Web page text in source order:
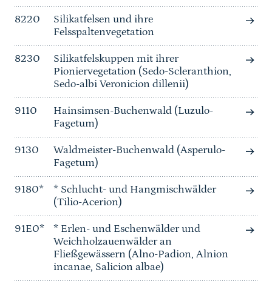
8220
Silikatfelsen und ihre
Felsspaltenvegetation
8230
Silikatfelskuppen mit ihrer
Pioniervegetation (Sedo-Scleranthion,
Sedo-albi Veronicion dillenii)
9110
Hainsimsen-Buchenwald (Luzulo-
Fagetum)
9130
Waldmeister-Buchenwald (Asperulo-
Fagetum)
9180*
* Schlucht- und Hangmischwälder
(Tilio-Acerion)
91E0*
* Erlen- und Eschenwälder und
Weichholzauenwälder an
Fließgewässern (Alno-Padion, Alnion
incanae, Salicion albae)